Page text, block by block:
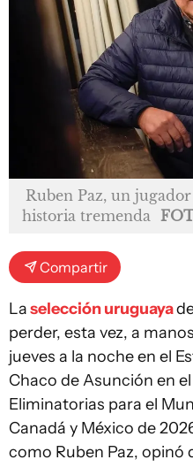
Ruben Paz, un
historia tremenda
Compartir
Laselección uruguaya
perder, esta vez, a
jueves a la noche en el
Chaco de Asunción en
Eliminatorias para el
Canadá y México de
como Ruben Paz, opinó